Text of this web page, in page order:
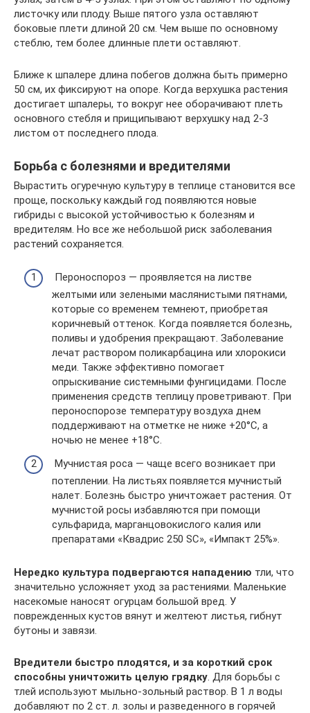
листочку или плоду. Выше пятого узла оставляют
боковые плети длиной 20 см. Чем выше по основному
стеблю, тем более длинные плети оставляют.
Ближе к шпалере длина побегов должна быть примерно
50 см, их фиксируют на опоре. Когда верхушка растения
достигает шпалеры, то вокруг нее оборачивают плеть
основного стебля и прищипывают верхушку над 2-3
листом от последнего плода.
Борьба с болезнями и вредителями
Вырастить огуречную культуру в теплице становится все
проще, поскольку каждый год появляются новые
гибриды с высокой устойчивостью к болезням и
вредителям. Но все же небольшой риск заболевания
растений сохраняется.
Пероноспороз — проявляется на листве
желтыми или зелеными маслянистыми пятнами,
которые со временем темнеют, приобретая
коричневый оттенок. Когда появляется болезнь,
поливы и удобрения прекращают. Заболевание
лечат раствором поликарбацина или хлорокиси
меди. Также эффективно помогает
опрыскивание системными фунгицидами. После
применения средств теплицу проветривают. При
пероноспорозе температуру воздуха днем
поддерживают на отметке не ниже +20°С, а
ночью не менее +18°С.
Мучнистая роса — чаще всего возникает при
потеплении. На листьях появляется мучнистый
налет. Болезнь быстро уничтожает растения. От
мучнистой росы избавляются при помощи
сульфарида, марганцовокислого калия или
препаратами «Квадрис 250 SC», «Импакт 25%».
Нередко культура подвергаются нападению тли, что
значительно усложняет уход за растениями. Маленькие
насекомые наносят огурцам большой вред. У
поврежденных кустов вянут и желтеют листья, гибнут
бутоны и завязи.
Вредители быстро плодятся, и за короткий срок
способны уничтожить целую грядку. Для борьбы с
тлей используют мыльно-зольный раствор. В 1 л воды
добавляют по 2 ст. л. золы и разведенного в горячей